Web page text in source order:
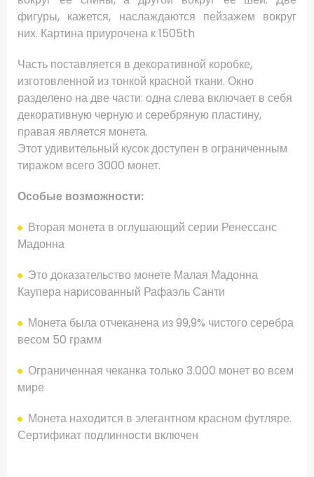
фигуры, кажется, наслаждаются пейзажем вокруг
них. Картина приурочена к 1505th
Часть поставляется в декоративной коробке,
изготовленной из тонкой красной ткани. Окно
разделено на две части: одна слева включает в себя
декоративную черную и серебряную пластину,
правая является монета.
Этот удивительный кусок доступен в ограниченным
тиражом всего 3000 монет.
Особые возможности:
Вторая монета в оглушающий серии Ренессанс
Мадонна
Это доказательство монете Малая Мадонна
Каупера нарисованный Рафаэль Санти
Монета была отчеканена из 99,9% чистого серебра
весом 50 грамм
Ограниченная чеканка только 3.000 монет во всем
мире
Монета находится в элегантном красном футляре.
Сертификат подлинности включен